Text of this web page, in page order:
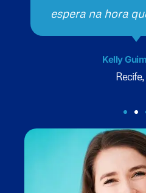
espera na hora
Kelly
Recife,